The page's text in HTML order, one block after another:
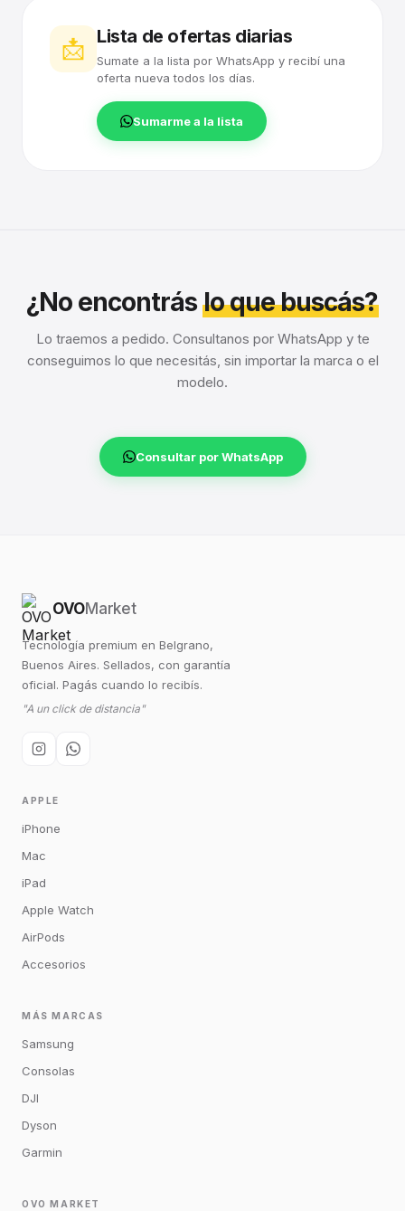
📩 Lista de ofertas diarias
Sumate a la lista por WhatsApp y recibí una
oferta nueva todos los días.
Sumarme a la lista
¿No encontráslo que buscás?
Lo traemos a pedido. Consultanos por WhatsApp y te
conseguimos lo que necesitás, sin importar la marca o el
modelo.
Consultar por WhatsApp
OVOMarket
Tecnología premium en Belgrano,
Buenos Aires. Sellados, con garantía
oficial. Pagás cuando lo recibís.
"A un click de distancia"
APPLE
iPhone
Mac
iPad
Apple Watch
AirPods
Accesorios
MÁS MARCAS
Samsung
Consolas
DJI
Dyson
Garmin
OVO MARKET